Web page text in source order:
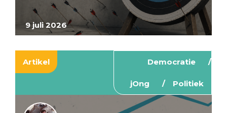
9 juli 2026
Artikel Democratie
jOng Politiek